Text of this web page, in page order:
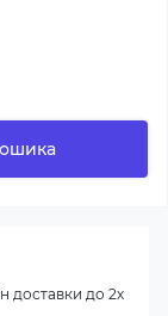
доставки до 2х